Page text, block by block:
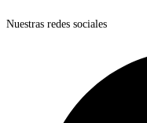
Nuestras redes sociales